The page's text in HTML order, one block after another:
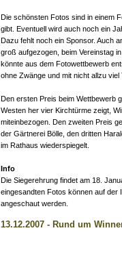
Die schönsten Fotos sind in einem
gibt. Eventuell wird auch noch ein
Dazu fehlt noch ein Sponsor. Auch
groß aufgezogen, beim Vereinstag
könnte aus dem Fotowettbewerb
ohne Zwänge und mit nicht allzu viel
Den ersten Preis beim Wettbewerb
Westen her vier Kirchtürme zeigt,
miteinbezogen. Den zweiten Preis
der Gärtnerei Bölle, den dritten
im Rathaus wiederspiegelt.
Info
Die Siegerehrung findet am 18.
eingesandten Fotos können auf der
angeschaut werden.
13.12.2007 - Rund um